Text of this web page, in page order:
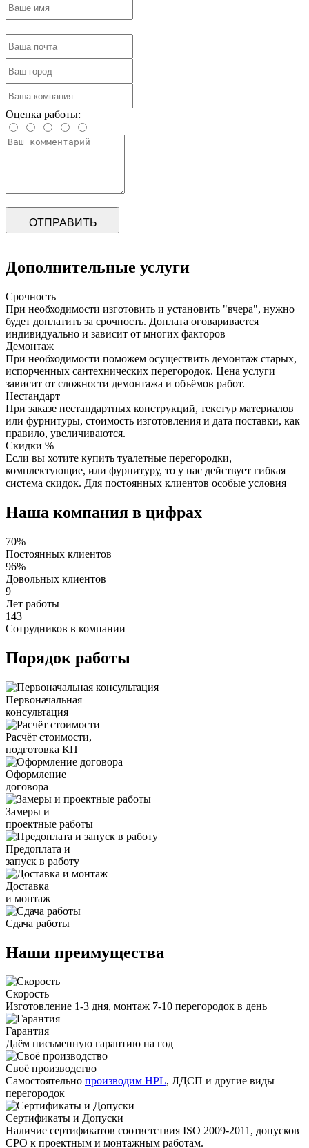
Оценка работы:
ОТПРАВИТЬ
Дополнительные услуги
Срочность
При необходимости изготовить и установить "вчера", нужно
будет доплатить за срочность. Доплата оговаривается
индивидуально и зависит от многих факторов
Демонтаж
При необходимости поможем осуществить демонтаж старых,
испорченных сантехнических перегородок. Цена услуги
зависит от сложности демонтажа и объёмов работ.
Нестандарт
При заказе нестандартных конструкций, текстур материалов
или фурнитуры, стоимость изготовления и дата поставки, как
правило, увеличиваются.
Скидки %
Если вы хотите купить туалетные перегородки,
комплектующие, или фурнитуру, то у нас действует гибкая
система скидок. Для постоянных клиентов особые условия
Наша компания в цифрах
70%
Постоянных клиентов
96%
Довольных клиентов
9
Лет работы
143
Сотрудников в компании
Порядок работы
Первоначальная
консультация
Расчёт стоимости,
подготовка КП
Оформление
договора
Замеры и
проектные работы
Предоплата и
запуск в работу
Доставка
и монтаж
Сдача работы
Наши преимущества
Скорость
Изготовление 1-3 дня, монтаж 7-10 перегородок в день
Гарантия
Даём письменную гарантию на год
Своё производство
Самостоятельно производим HPL, ЛДСП и другие виды
перегородок
Сертификаты и Допуски
Наличие сертификатов соответствия ISO 2009-2011, допусков
СРО к проектным и монтажным работам.